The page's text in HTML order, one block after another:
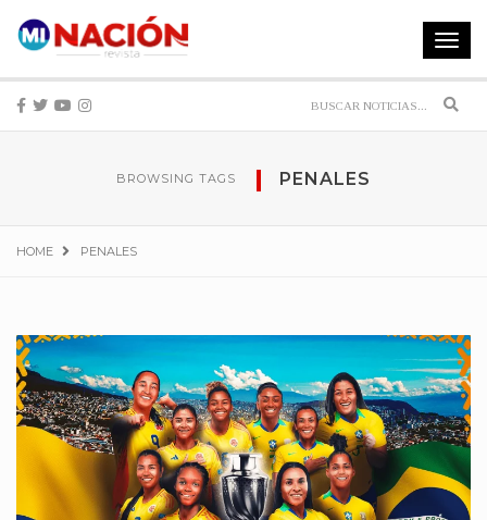
Toggle
BROWSING TAGS PENALES
HOME PENALES